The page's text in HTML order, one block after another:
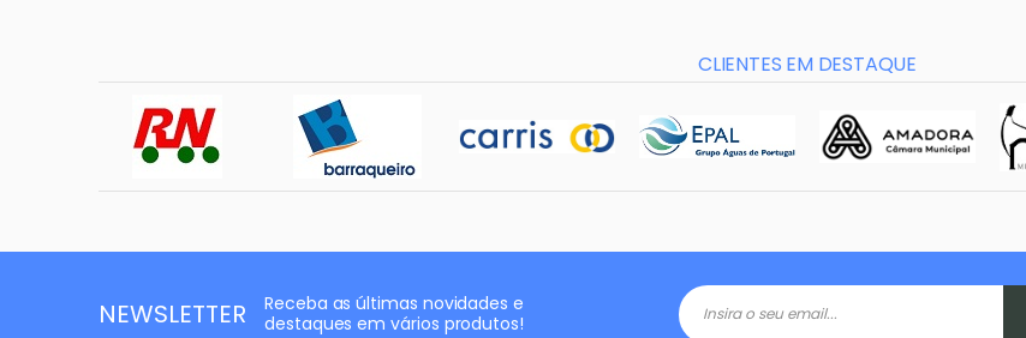
CLIENTES EM DESTAQUE
NEWSLETTER
Receba as últimas novidades e
destaques em vários produtos!